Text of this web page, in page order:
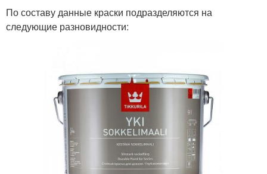
По составу данные краски подразделяются на
следующие разновидности: